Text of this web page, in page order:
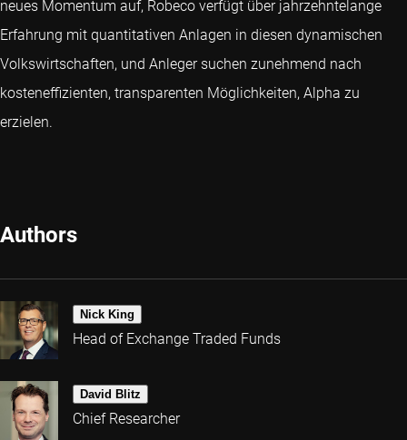
neues Momentum auf, Robeco verfügt über jahrzehntelange
Erfahrung mit quantitativen Anlagen in diesen dynamischen
Volkswirtschaften, und Anleger suchen zunehmend nach
kosteneffizienten, transparenten Möglichkeiten, Alpha zu
erzielen.
Authors
Nick King
Head of Exchange Traded Funds
David Blitz
Chief Researcher